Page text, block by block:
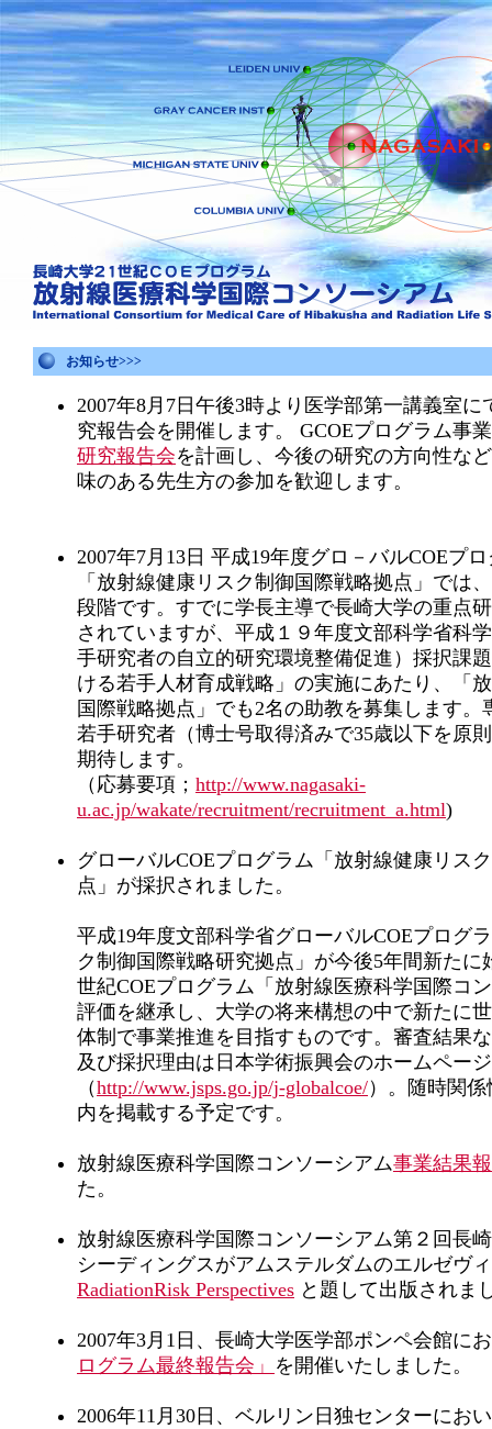
お知らせ>>>
2007年8月7日午後3時より医学部第一講義室に
究報告会を開催します。 GCOEプログラム事
研究報告会を計画し、今後の研究の方向性な
味のある先生方の参加を歓迎します。
2007年7月13日 平成19年度グロ－バルCOEプ
「放射線健康リスク制御国際戦略拠点」では
段階です。すでに学長主導で長崎大学の重点
されていますが、平成１９年度文部科学省科
手研究者の自立的研究環境整備促進）採択課
ける若手人材育成戦略」の実施にあたり、「
国際戦略拠点」でも2名の助教を募集します。
若手研究者（博士号取得済みで35歳以下を原
期待します。
（応募要項； http://www.nagasaki-
u.ac.jp/wakate/recruitment/recruitment_a.html)
グローバルCOEプログラム「放射線健康リス
点」が採択されました。
平成19年度文部科学省グローバルCOEプログ
ク制御国際戦略研究拠点」が今後5年間新たに
世紀COEプログラム「放射線医療科学国際コ
評価を継承し、大学の将来構想の中で新たに
体制で事業推進を目指すものです。審査結果
及び採択理由は日本学術振興会のホームペー
（http://www.jsps.go.jp/j-globalcoe/）。随時関
内を掲載する予定です。
放射線医療科学国際コンソーシアム事業結果
た。
放射線医療科学国際コンソーシアム第２回長
シーディングスがアムステルダムのエルゼヴ
RadiationRisk Perspectives と題して出版されま
2007年3月1日、長崎大学医学部ポンペ会館に
ログラム最終報告会」 を開催いたしました。
2006年11月30日、ベルリン日独センターにお